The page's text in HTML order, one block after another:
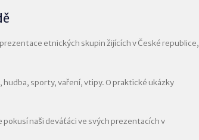
etnických skupin žijících v České republice,
sporty, vaření, vtipy. O praktické ukázky
naši deváťáci ve svých prezentacích v